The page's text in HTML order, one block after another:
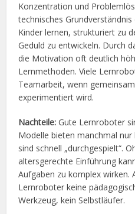
Konzentration und
technisches
Kinder lernen, strukturiert zu
Geduld zu entwickeln. Durch
die Motivation oft deutlich
Lernmethoden. Viele
Teamarbeit, wenn
experimentiert wird.
Nachteile: Gute Lernroboter
Modelle bieten manchmal
sind schnell „durchgespielt“.
altersgerechte Einführung
Aufgaben zu komplex wirken.
Lernroboter keine
Werkzeug, kein Selbstläufer.